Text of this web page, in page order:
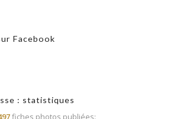
Facebook
: statistiques
fiches photos publiées: